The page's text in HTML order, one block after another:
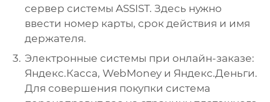
сервер системы ASSIST. Здесь нужно
ввести номер карты, срок действия и имя
держателя.
Электронные системы при онлайн-заказе:
Яндекс.Касса, WebMoney и Яндекс.Деньги.
Для совершения покупки система